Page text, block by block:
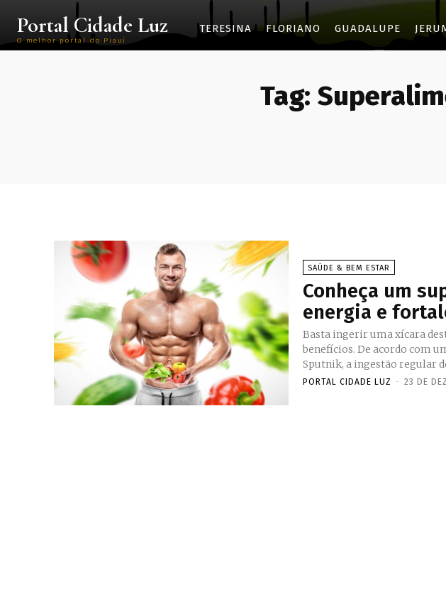
Portal Cidade Luz
O melhor portal do Piauí
TERESINA FLORIANO GUADALUPE
Tag:
SAÚDE & BEM ESTAR
Conheça um
energia e
Basta ingerir uma xícara
benefícios. De acordo com um artigo divulgado no portal espanhol
Sputnik, a ingestão regular
PORTAL CIDADE LUZ - 23 DE